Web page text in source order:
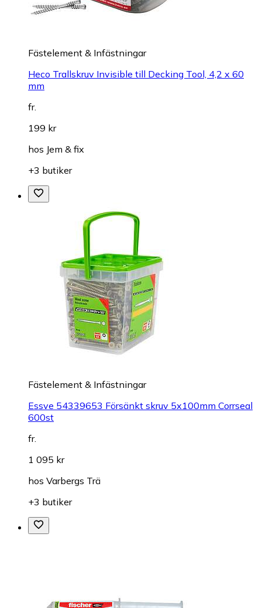
Fästelement & Infästningar
Heco Trallskruv Invisible till Decking Tool, 4,2 x 60
mm
fr.
199 kr
hos Jem & fix
+3 butiker
Fästelement & Infästningar
Essve 54339653 Försänkt skruv 5x100mm Corrseal
600st
fr.
1 095 kr
hos Varbergs Trä
+3 butiker